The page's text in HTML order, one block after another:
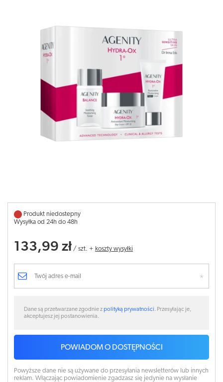
Produkt niedostepny
Wysyłka od 24h do 48h
133,99 zł / szt. + koszty wysyłki
Dane są przetwarzane zgodnie zpolityką prywatności. Przesyłając je,
akceptujesz jej postanowienia.
POWIADOM O DOSTĘPNOŚCI
Powyższe dane nie są używane do przesyłania newsletterów lub innych
reklam. Włączając powiadomienie zgadzasz się jedynie na wysłanie